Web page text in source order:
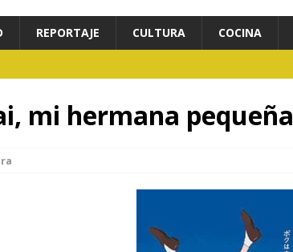
REPORTAJE CULTURA COCINA
mi hermana pequeña